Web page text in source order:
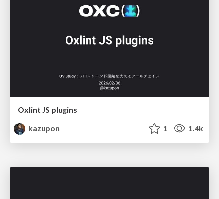
Oxlint JS plugins
kazupon
1 1.4k